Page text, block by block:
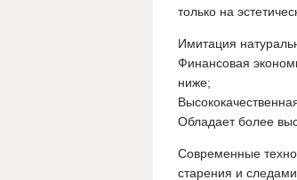
только на
Имитация
Финансовая
ниже;
Обладает более
Современные
старения и следами